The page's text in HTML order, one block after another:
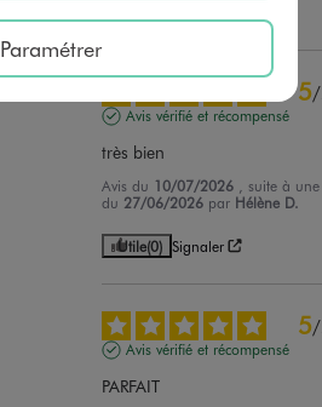
5/
Avis vérifié et récompensé
très bien
Avis du 10/07/2026
, suite à
du 27/06/2026 par Hélène D.
Utile(0) Signaler
5/
Avis vérifié et récompensé
PARFAIT
Paramétrer